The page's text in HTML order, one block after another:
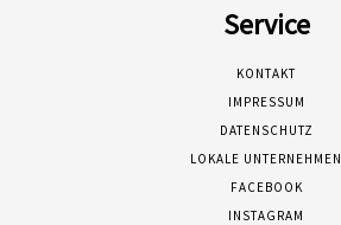
Service
KONTAKT
IMPRESSUM
DATENSCHUTZ
LOKALE UNTERNEHMEN
FACEBOOK
INSTAGRAM